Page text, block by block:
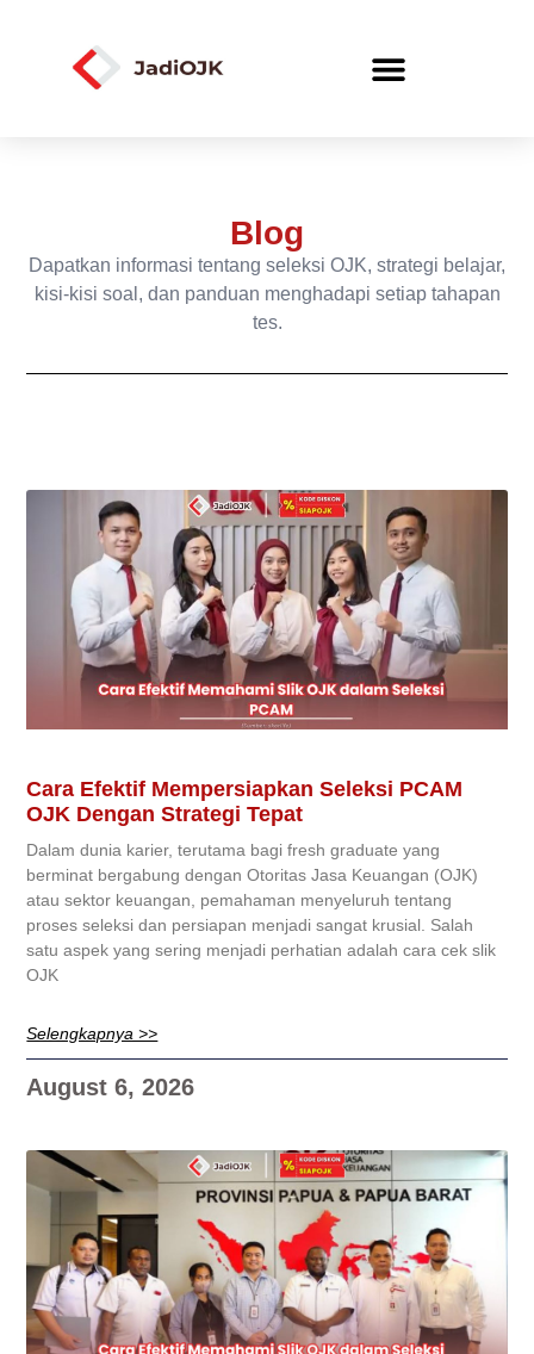
Blog
Dapatkan informasi tentang seleksi OJK, strategi belajar,
kisi-kisi soal, dan panduan menghadapi setiap tahapan
tes.
Cara Efektif Mempersiapkan Seleksi PCAM
OJK Dengan Strategi Tepat
Dalam dunia karier, terutama bagi fresh graduate yang
berminat bergabung dengan Otoritas Jasa Keuangan (OJK)
atau sektor keuangan, pemahaman menyeluruh tentang
proses seleksi dan persiapan menjadi sangat krusial. Salah
satu aspek yang sering menjadi perhatian adalah cara cek slik
OJK
Selengkapnya >>
August 6, 2026